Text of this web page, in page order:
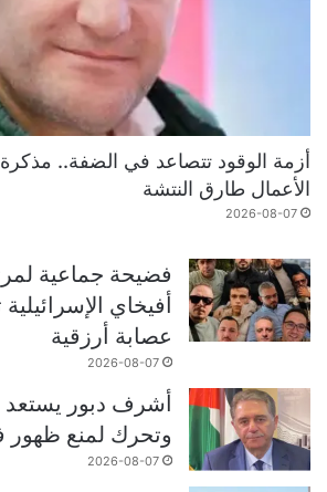
أزمة الوقود تتصاعد في الضفة..
الأعمال طارق النتشة
2026-08-07
فضيحة جماعية
أفيخاي
عصابة أرزقية
2026-08-07
أشرف دبور
وتحرك لمنع ظهور
2026-08-07